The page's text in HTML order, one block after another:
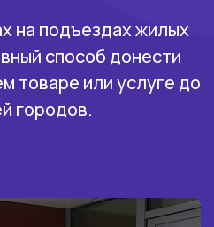
на подъездах жилых
способ донести
товаре или услуге до
городов.